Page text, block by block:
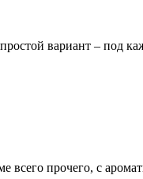
вариант – под
прочего, с